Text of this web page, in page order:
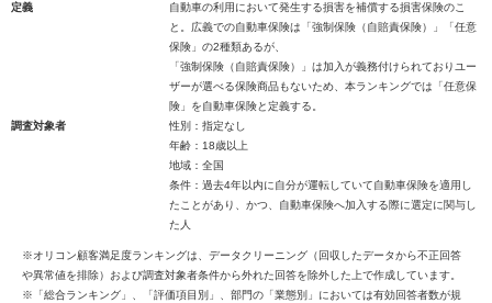
定義
自動車の利用において発生する損害を補償する損害保険のこ
と。広義での自動車保険は「強制保険（自賠責保険）」「任意
保険」の2種類あるが、
「強制保険（自賠責保険）」は加入が義務付けられておりユー
ザーが選べる保険商品もないため、本ランキングでは「任意保
険」を自動車保険と定義する。
調査対象者
性別：指定なし
年齢：18歳以上
地域：全国
条件：過去4年以内に自分が運転していて自動車保険を適用し
たことがあり、かつ、自動車保険へ加入する際に選定に関与し
た人
※オリコン顧客満足度ランキングは、データクリーニング（回収したデータから不正回答
や異常値を排除）および調査対象者条件から外れた回答を除外した上で作成しています。
※「総合ランキング」、「評価項目別」、部門の「業態別」においては有効回答者数が規